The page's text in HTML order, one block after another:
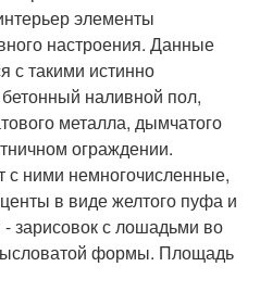
элементы
настроения. Данные
с такими истинно
наливной пол,
металла, дымчатого
ограждении.
ними немногочисленные,
в виде желтого пуфа и
зарисовок с лошадьми во
формы. Площадь